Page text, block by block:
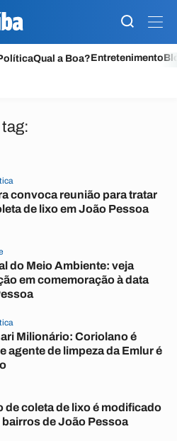
Qual a Boa?Entretenimento
convoca reunião para tratar
de lixo em João Pessoa
do Meio Ambiente: veja
em comemoração à data
Milionário: Coriolano é
agente de limpeza da Emlur é
de coleta de lixo é modificado
de João Pessoa